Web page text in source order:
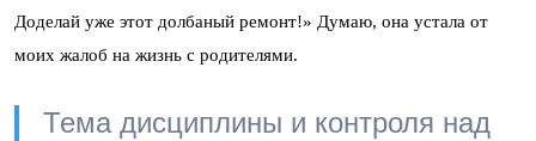
Доделай уже этот долбаный ремонт!» Думаю, она устала от
моих жалоб на жизнь с родителями.
Тема дисциплины и контроля над